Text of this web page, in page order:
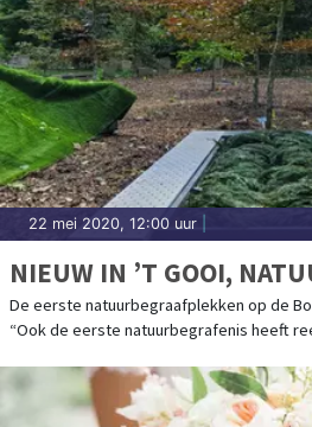
22 mei 2020, 12:00 uur
NIEUW IN ’T GOOI,
De eerste natuurbegraafplekken op de
“Ook de eerste natuurbegrafenis heeft